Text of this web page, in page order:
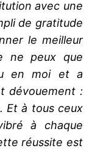
avec une
de gratitude
le meilleur
ne peux que
en moi et a
dévouement :
Et à tous ceux
à chaque
réussite est